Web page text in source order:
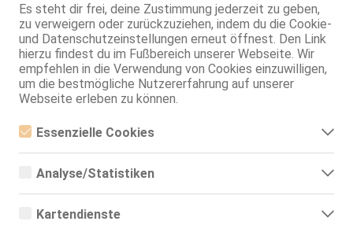
Es steht dir frei, deine Zustimmung jederzeit zu geben,
zu verweigern oder zurückzuziehen, indem du die Cookie-
und Datenschutzeinstellungen erneut öffnest. Den Link
hierzu findest du im Fußbereich unserer Webseite. Wir
empfehlen in die Verwendung von Cookies einzuwilligen,
um die bestmögliche Nutzererfahrung auf unserer
Webseite erleben zu können.
Essenzielle Cookies
Essenzielle Cookies sind alle notwendigen Cookies, die für den
ermöglicht werden. Die Webseite kann ohne diese Cookies nicht
Analyse/Statistiken
Analyse- bzw. Statistikcookies sind Cookies, die der Analyse der
Zugriffsstatistiken dienen. Sie helfen den Webseiten-Besitzern zu
Kartendienste
Englisch
Verkehr:
GV
Franz.
Franz. bei Ihr
Franz. beidseitig
D**p Thr**t
Span. / BV
Service für: Herren
Service: